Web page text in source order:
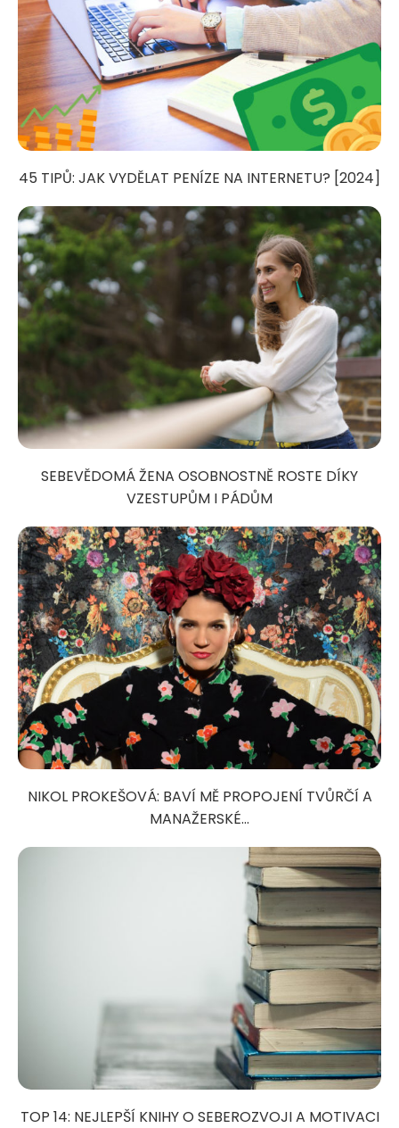
45 TIPŮ: JAK VYDĚLAT PENÍZE NA INTERNETU? [2024]
SEBEVĚDOMÁ ŽENA OSOBNOSTNĚ ROSTE DÍKY
VZESTUPŮM I PÁDŮM
NIKOL PROKEŠOVÁ: BAVÍ MĚ PROPOJENÍ TVŮRČÍ A
MANAŽERSKÉ...
TOP 14: NEJLEPŠÍ KNIHY O SEBEROZVOJI A MOTIVACI